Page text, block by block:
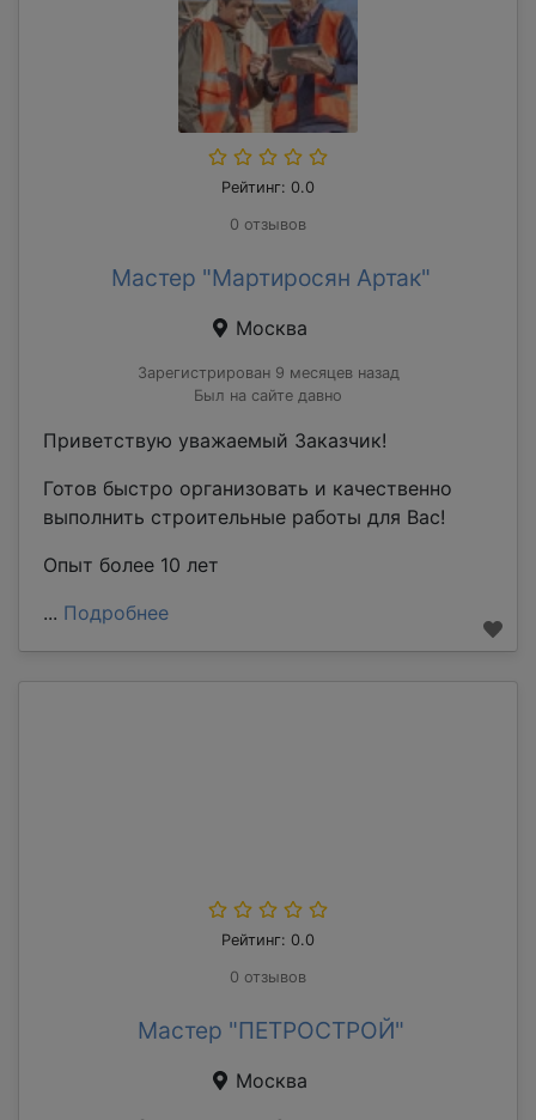
Рейтинг: 0.0
0 отзывов
Мастер "Мартиросян Артак"
Москва
Зарегистрирован 9 месяцев назад
Был на сайте давно
Приветствую уважаемый Заказчик!
Готов быстро организовать и качественно
выполнить строительные работы для Вас!
Опыт более 10 лет
... Подробнее
Рейтинг: 0.0
0 отзывов
Мастер "ПЕТРОСТРОЙ"
Москва